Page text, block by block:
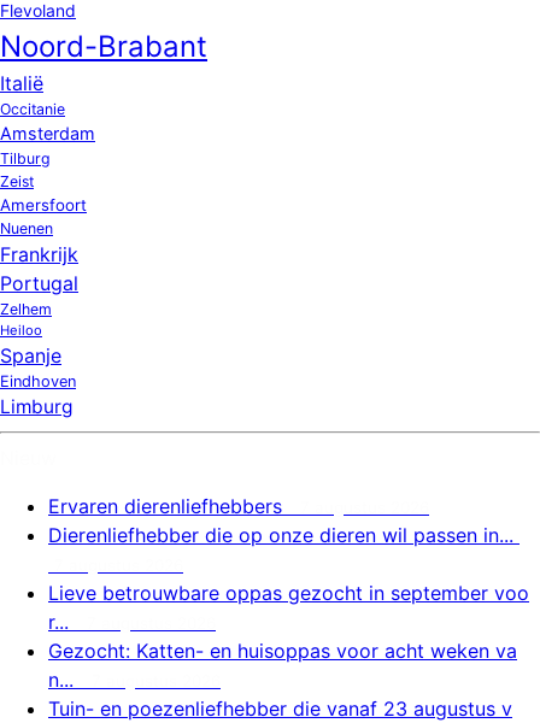
Flevoland
Noord-Brabant
Italië
Occitanie
Amsterdam
Tilburg
Zeist
Amersfoort
Nuenen
Frankrijk
Portugal
Zelhem
Heiloo
Spanje
Eindhoven
Limburg
Ervaren dierenliefhebbers
Dierenliefhebber die op onze dieren wil passen in...
Lieve betrouwbare oppas gezocht in september voo
r...
Gezocht: Katten- en huisoppas voor acht weken va
n...
Tuin- en poezenliefhebber die vanaf 23 augustus v